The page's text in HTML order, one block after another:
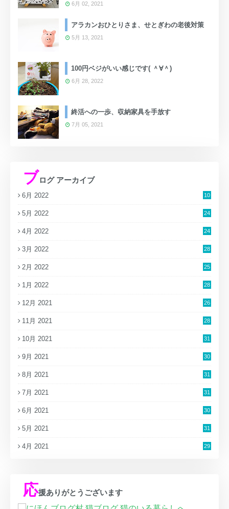
6月 02, 2021
アラカンおひとりさま、せとぎわの老後対策
5月 13, 2021
100円ベジがいい感じです( ＾∀＾)
6月 28, 2022
終活への一歩、収納家具を手放す
7月 05, 2021
ブログ アーカイブ
6月 2022 10
5月 2022 24
4月 2022 24
3月 2022 28
2月 2022 25
1月 2022 28
12月 2021 26
11月 2021 28
10月 2021 31
9月 2021 30
8月 2021 31
7月 2021 31
6月 2021 30
5月 2021 31
4月 2021 29
応援ありがとうございます